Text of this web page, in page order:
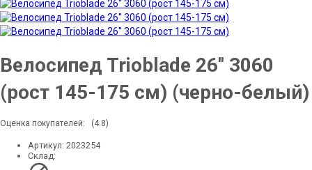
Велосипед Trioblade 26'' 3060
(рост 145-175 см) (черно-белый)
Оценка покупателей: (4.8)
Артикул: 2023254
Склад: